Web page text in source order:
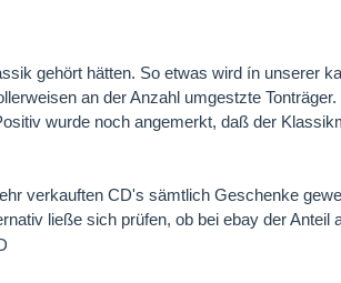
gehört hätten. So etwas wird ín unserer
an der Anzahl umgestzte
wurde noch angemerkt, daß der
verkauften CD's sämtlich Geschenke
ließe sich prüfen, ob bei ebay der Anteil